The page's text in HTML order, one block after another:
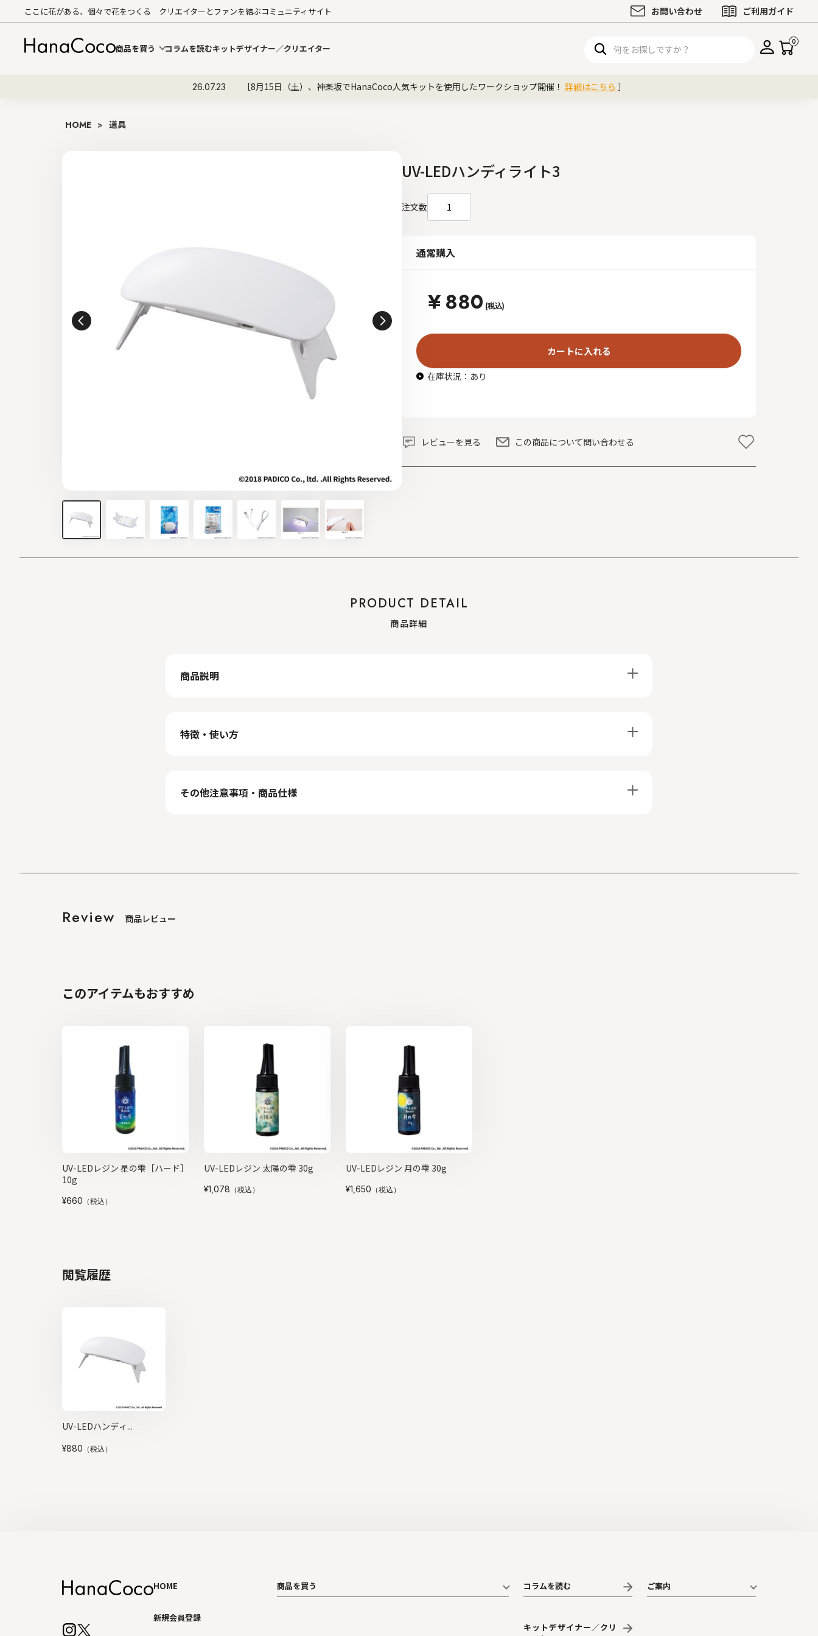
ここに花がある、個々で花をつくる クリエイターとファンを結ぶコミュニティサイト お問い合わせ ご利用ガイド
商品を買う コラムを読むキットデザイナー／クリエイター
0
26.07.23 ［8月15日（土）、神楽坂でHanaCoco人気キットを使用したワークショップ開催！ 詳細はこちら ］
HOME > 道具
UV-LEDハンディライト3
注文数
通常購入
¥880 (税込)
カートに入れる
在庫状況：あり
レビューを見る この商品について問い合わせる
PRODUCT DETAIL
商品詳細
商品説明
特徴・使い方
その他注意事項・商品仕様
Review 商品レビュー
このアイテムもおすすめ
UV-LEDレジン 星の雫［ハード］
10g
¥660 （税込）
UV-LEDレジン 太陽の雫 30g
¥1,078 （税込）
UV-LEDレジン 月の雫 30g
¥1,650 （税込）
閲覧履歴
UV-LEDハンディ...
¥880 （税込）
HOME
新規会員登録
商品を買う コラムを読む
キットデザイナー／クリ
ご案内